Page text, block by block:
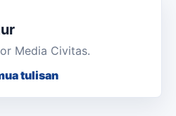
Media Civitas.
tulisan